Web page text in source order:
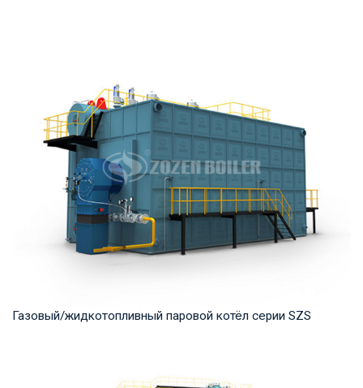
Газовый/жидкотопливный паровой котёл серии SZS
продукта: 10-50 т/ч Температура на выходе...